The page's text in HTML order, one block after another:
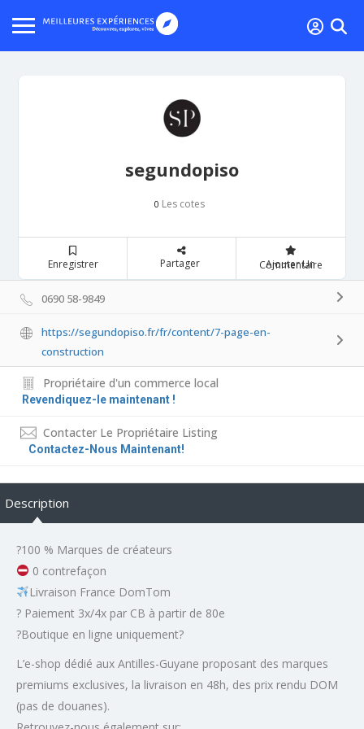
segundopiso
0 Les cotes
Enregistrer Partager Ajouter Un Commentaire
0690 58-9849
https://segundopiso.fr/fr/content/7-page-en-
construction
Propriétaire d'un commerce local
Revendiquez-le maintenant !
Contacter Le Propriétaire Listing
Contactez-Nous Maintenant!
Description
?100 % Marques de créateurs
0 contrefaçon
Livraison France DomTom
? Paiement 3x/4x par CB à partir de 80e
?Boutique en ligne uniquement?
L’e-shop dédié aux Antilles-Guyane proposant des marques
premiums exclusives, la livraison en 48h, des prix rendu DOM
(pas de douanes).